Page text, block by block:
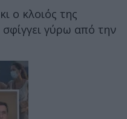
ο κλοιός της
γύρω από την